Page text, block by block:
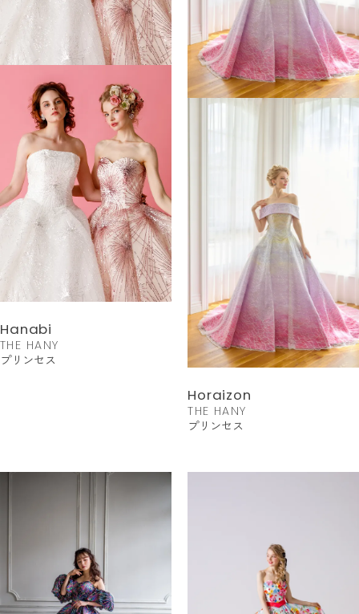
Hanabi
THE HANY
プリンセス
Horaizon
THE HANY
プリンセス